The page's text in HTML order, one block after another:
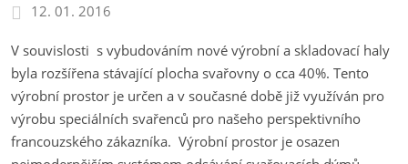
12. 01. 2016
V souvislosti s vybudováním nové výrobní a skladovací haly
byla rozšířena stávající plocha svařovny o cca 40%. Tento
výrobní prostor je určen a v současné době již využíván pro
výrobu speciálních svařenců pro našeho perspektivního
francouzského zákazníka. Výrobní prostor je osazen